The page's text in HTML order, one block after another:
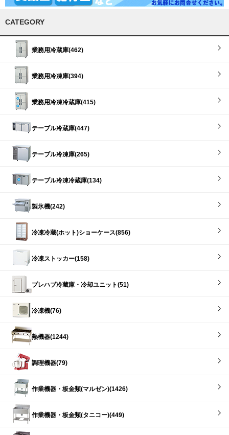
CATEGORY
業務用冷蔵庫(462)
業務用冷凍庫(394)
業務用冷凍冷蔵庫(415)
テーブル冷蔵庫(447)
テーブル冷凍庫(265)
テーブル冷凍冷蔵庫(134)
製氷機(242)
冷凍冷蔵(ホット)ショーケース(856)
冷凍ストッカー(158)
プレハブ冷蔵庫・冷却ユニット(51)
冷凍機(76)
熱機器(1244)
調理機器(79)
作業機器・板金類(マルゼン)(1426)
作業機器・板金類(タニコー)(449)